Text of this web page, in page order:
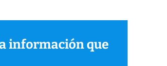
información que